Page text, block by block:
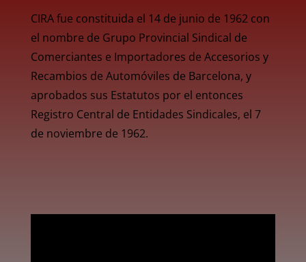
CIRA fue constituida el 14 de junio de 1962 con
el nombre de Grupo Provincial Sindical de
Comerciantes e Importadores de Accesorios y
Recambios de Automóviles de Barcelona, y
aprobados sus Estatutos por el entonces
Registro Central de Entidades Sindicales, el 7
de noviembre de 1962.